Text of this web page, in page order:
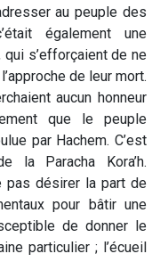
au peuple des
également une
s’efforçaient de ne
de leur mort.
aucun honneur
que le peuple
par Hachem. C’est
la Paracha Kora’h.
pas désirer la part de
pour bâtir une
de donner le
particulier ; l’écueil